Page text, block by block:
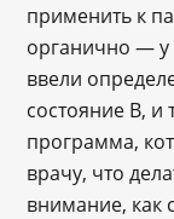
применить к
органично — у
ввели
состояние B, и
программа,
врачу, что
внимание, как